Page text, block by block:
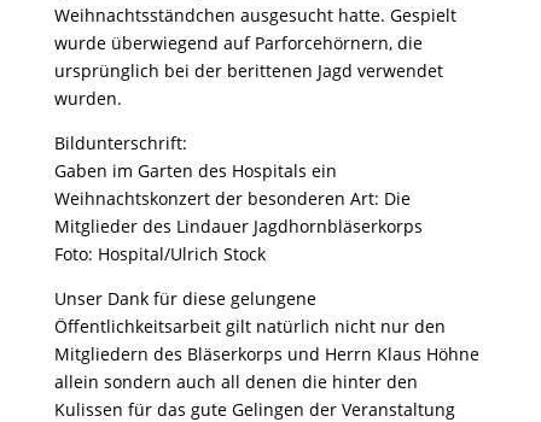
Weihnachtsständchen ausgesucht hatte. Gespielt
wurde überwiegend auf Parforcehörnern, die
ursprünglich bei der berittenen Jagd verwendet
wurden.
Bildunterschrift:
Gaben im Garten des Hospitals ein
Weihnachtskonzert der besonderen Art: Die
Mitglieder des Lindauer Jagdhornbläserkorps
Foto: Hospital/Ulrich Stock
Unser Dank für diese gelungene
Öffentlichkeitsarbeit gilt natürlich nicht nur den
Mitgliedern des Bläserkorps und Herrn Klaus Höhne
allein sondern auch all denen die hinter den
Kulissen für das gute Gelingen der Veranstaltung